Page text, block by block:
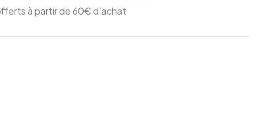
à partir de 60€ d’achat